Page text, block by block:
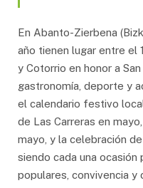
En Abanto-Zierbena
año tienen lugar entre el
y Cotorrio en honor a
gastronomía, deporte y
el calendario festivo
de Las Carreras en
mayo, y la celebración
siendo cada una
populares, convivencia y